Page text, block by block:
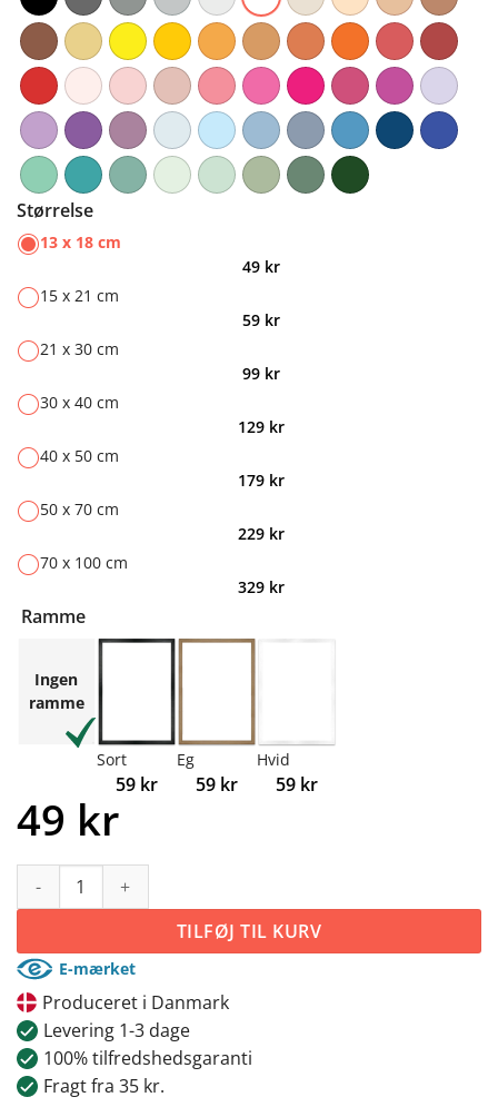
Størrelse
13 x 18 cm
49 kr
15 x 21 cm
59 kr
21 x 30 cm
99 kr
30 x 40 cm
129 kr
40 x 50 cm
179 kr
50 x 70 cm
229 kr
70 x 100 cm
329 kr
Ramme
Ingen
ramme
Sort
59 kr
Eg
59 kr
Hvid
59 kr
49 kr
Akvarel fuldmåne antal
TILFØJ TIL KURV
E-mærket
Produceret i Danmark
Levering 1-3 dage
100% tilfredshedsgaranti
Fragt fra 35 kr.